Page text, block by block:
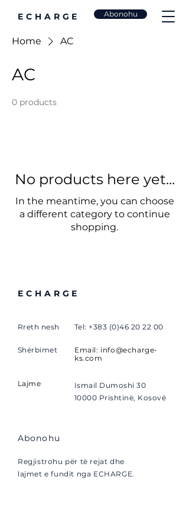
ECHARGE Abonohu
Home AC
AC
0 products
No products here yet...
In the meantime, you can choose
a different category to continue
shopping.
ECHARGE
Rreth nesh Tel: +383 (0)46 20 22 00
Shërbimet Email: info@echarge-
ks.com
Lajme
Ismail Dumoshi 30
10000 Prishtinë, Kosovë
Abonohu
Regjistrohu për të rejat dhe
lajmet e fundit nga ECHARGE.